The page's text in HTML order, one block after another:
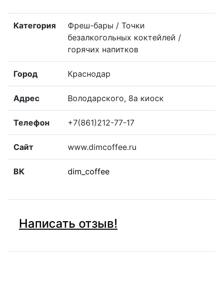
Категория
Фреш-бары / Точки
безалкогольных коктейлей /
горячих напитков
Город Краснодар
Адрес Володарского, 8а киоск
Телефон +7(861)212-77-17
Сайт www.dimcoffee.ru
ВК dim_coffee
Написать отзыв!